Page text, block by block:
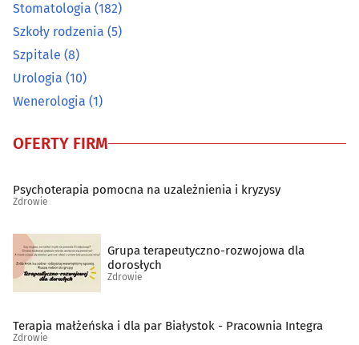
Pediatria (10)
Podstawowa opieka zdrowotna
Poradnictwo Psychologiczno-Pedagogiczne dla dzieci i
Poradnie różne - pozostałe
Preluksacja(2)
Protetyczne usługi(53)
Psychiatria, psychologia, psychoterapia(82)
Stomatologia (182)
Szkoły rodzenia (5)
Szpitale (8)
Urologia (10)
Wenerologia (1)
OFERTY FIRM
Psychoterapia pomocna na uzależnienia i kryzysy
Zdrowie
Grupa terapeutyczno-rozwojowa dla
dorosłych
Zdrowie
Terapia małżeńska i dla par Białystok - Pracownia Integra
Zdrowie